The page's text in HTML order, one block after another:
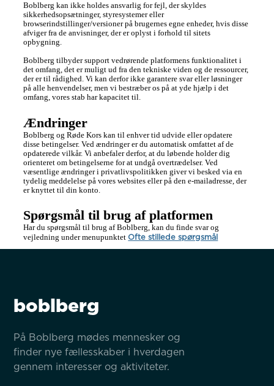
Boblberg kan ikke holdes ansvarlig for fejl, der skyldes
sikkerhedsopsætninger, styresystemer eller
browserindstillinger/versioner på brugernes egne enheder, hvis disse
afviger fra de anvisninger, der er oplyst i forhold til sitets
opbygning.
Boblberg tilbyder support vedrørende platformens funktionalitet i
det omfang, det er muligt ud fra den tekniske viden og de ressourcer,
der er til rådighed. Vi kan derfor ikke garantere svar eller løsninger
på alle henvendelser, men vi bestræber os på at yde hjælp i det
omfang, vores stab har kapacitet til.
Ændringer
Boblberg og Røde Kors kan til enhver tid udvide eller opdatere
disse betingelser. Ved ændringer er du automatisk omfattet af de
opdaterede vilkår. Vi anbefaler derfor, at du løbende holder dig
orienteret om betingelserne for at undgå overtrædelser. Ved
væsentlige ændringer i privatlivspolitikken giver vi besked via en
tydelig meddelelse på vores websites eller på den e-mailadresse, der
er knyttet til din konto.
Spørgsmål til brug af platformen
Har du spørgsmål til brug af Boblberg, kan du finde svar og
vejledning under menupunktet Ofte stillede spørgsmål
boblberg
På Boblberg mødes mennesker og
finder nye fællesskaber i hverdagen
gennem interesser og aktiviteter.